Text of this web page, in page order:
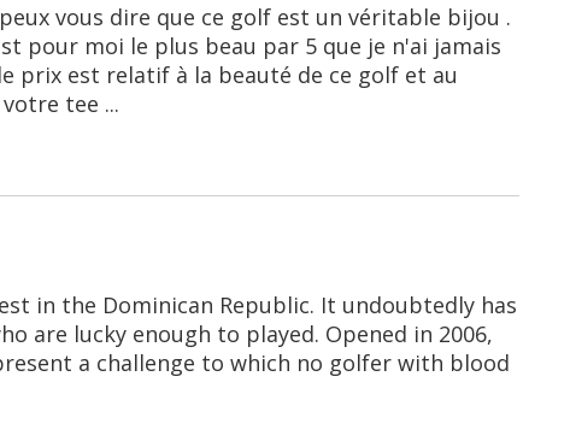
vous dire que ce golf est un véritable bijou .
pour moi le plus beau par 5 que je n'ai jamais
prix est relatif à la beauté de ce golf et au
tee ...
in the Dominican Republic. It undoubtedly has
are lucky enough to played. Opened in 2006,
a challenge to which no golfer with blood